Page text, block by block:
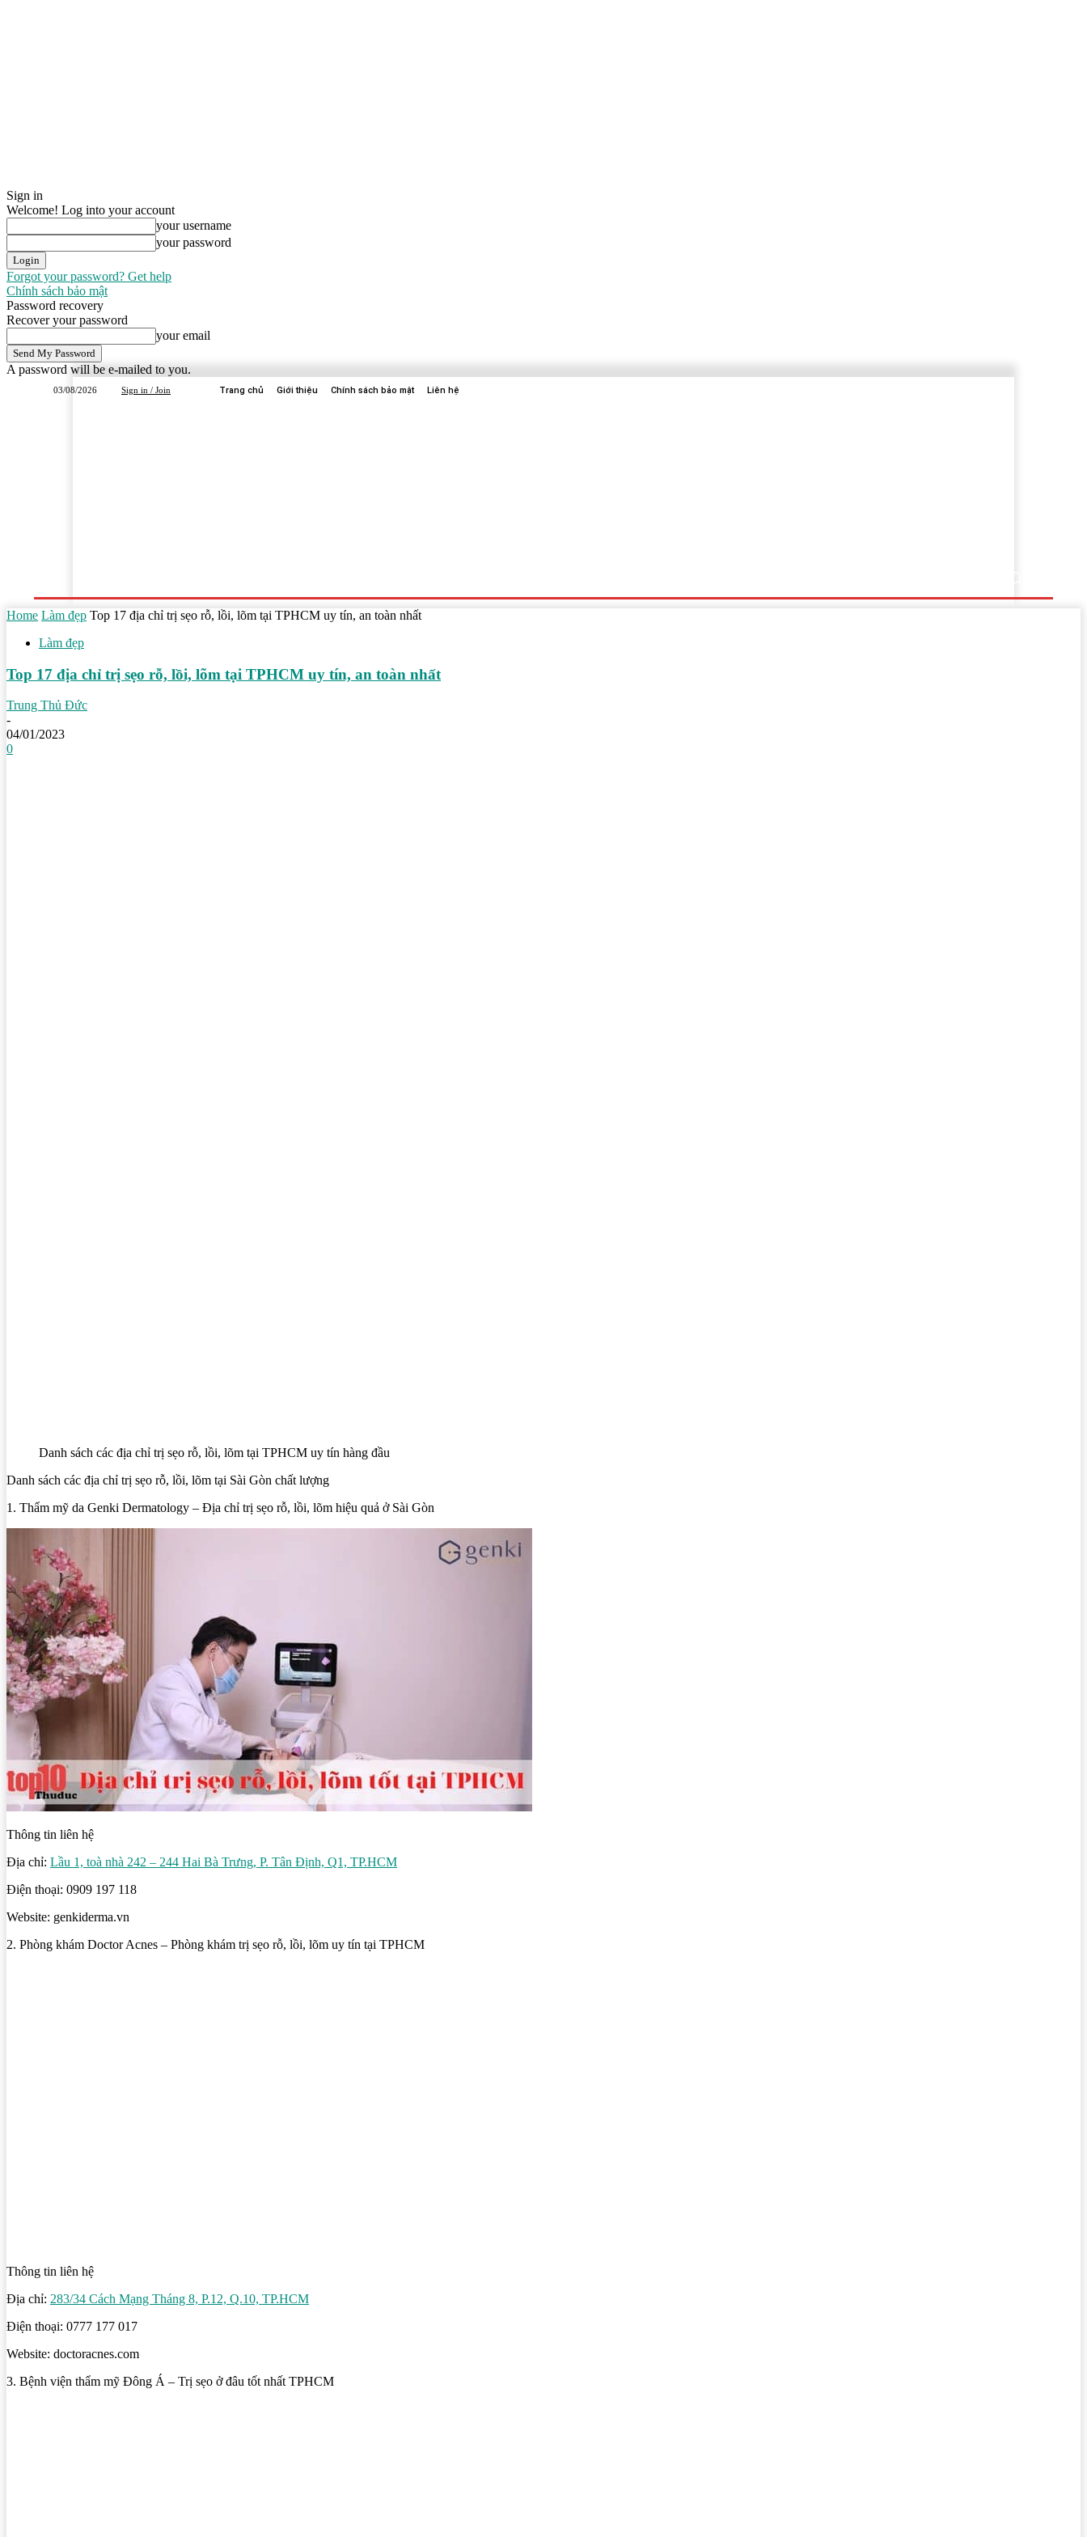
Sign in
Welcome! Log into your account
your username
your password
Forgot your password? Get help
Chính sách bảo mật
Password recovery
Recover your password
your email
A password will be e-mailed to you.
03/08/2026 Sign in / Join Trang chủ Giới thiệu Chính sách bảo mật Liên hệ
Home Làm đẹp Top 17 địa chỉ trị sẹo rỗ, lồi, lõm tại TPHCM uy tín, an toàn nhất
Làm đẹp
Top 17 địa chỉ trị sẹo rỗ, lồi, lõm tại TPHCM uy tín, an toàn nhất
Trung Thủ Đức
-
04/01/2023
0
Danh sách các địa chỉ trị sẹo rỗ, lồi, lõm tại TPHCM uy tín hàng đầu
Danh sách các địa chỉ trị sẹo rỗ, lồi, lõm tại Sài Gòn chất lượng
1. Thẩm mỹ da Genki Dermatology – Địa chỉ trị sẹo rỗ, lồi, lõm hiệu quả ở Sài Gòn
Thông tin liên hệ
Địa chỉ: Lầu 1, toà nhà 242 – 244 Hai Bà Trưng, P. Tân Định, Q1, TP.HCM
Điện thoại: 0909 197 118
Website: genkiderma.vn
2. Phòng khám Doctor Acnes – Phòng khám trị sẹo rỗ, lồi, lõm uy tín tại TPHCM
Thông tin liên hệ
Địa chỉ: 283/34 Cách Mạng Tháng 8, P.12, Q.10, TP.HCM
Điện thoại: 0777 177 017
Website: doctoracnes.com
3. Bệnh viện thẩm mỹ Đông Á – Trị sẹo ở đâu tốt nhất TPHCM